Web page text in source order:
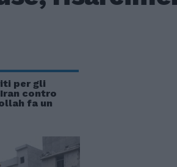
per gli
contro
fa un